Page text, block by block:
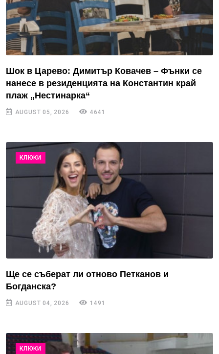
Шок в Царево: Димитър Ковачев – Фънки се
нанесе в резиденцията на Константин край
плаж „Нестинарка“
AUGUST 05, 2026 4641
КЛЮКИ
Ще се съберат ли отново Петканов и
Богданска?
AUGUST 04, 2026 1491
КЛЮКИ